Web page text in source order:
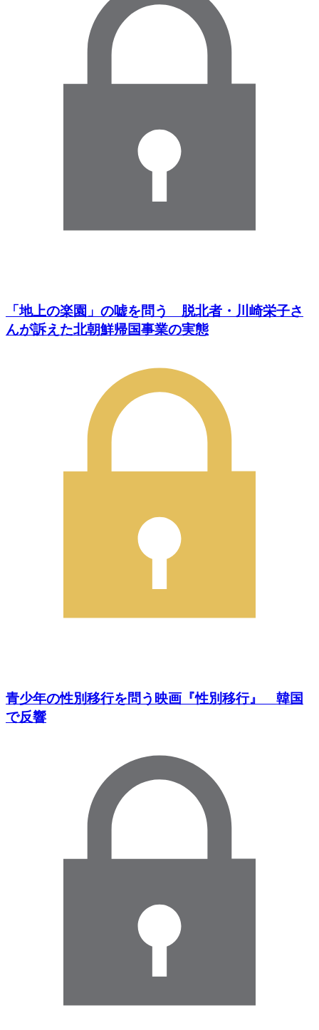
「地上の楽園」の嘘を問う 脱北者・川崎栄子さ
んが訴えた北朝鮮帰国事業の実態
青少年の性別移行を問う映画『性別移行』 韓国
で反響